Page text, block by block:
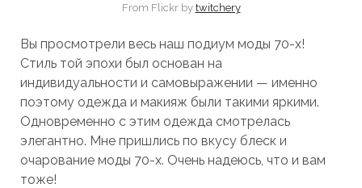
From Flickr by twitchery
Вы просмотрели весь наш подиум моды 70-х!
Стиль той эпохи был основан на
индивидуальности и самовыражении — именно
поэтому одежда и макияж были такими яркими.
Одновременно с этим одежда смотрелась
элегантно. Мне пришлись по вкусу блеск и
очарование моды 70-х. Очень надеюсь, что и вам
тоже!